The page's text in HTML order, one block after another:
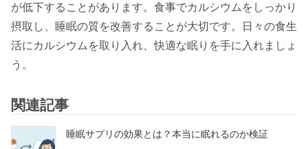
が低下することがあります。食事でカルシウムをしっかり
摂取し、睡眠の質を改善することが大切です。日々の食生
活にカルシウムを取り入れ、快適な眠りを手に入れましょ
う。
関連記事
睡眠サプリの効果とは？本当に眠れるのか検証